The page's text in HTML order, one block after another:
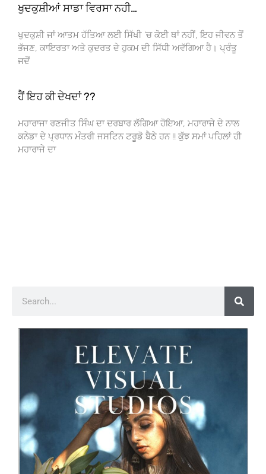
ਖੁਦਕੁਸ਼ੀਆਂ ਸਾਡਾ ਵਿਰਸਾ ਨਹੀ…
ਖੁਦਕੁਸ਼ੀ ਜਾਂ ਆਤਮ ਹੱਤਿਆ ਲਈ ਸਿੱਖੀ ‘ਚ ਕੋਈ ਥਾਂ ਨਹੀਂ, ਇਹ ਜੀਵਨ ਤੋਂ
ਭੱਜਣ, ਕਾਇਰਤਾ ਅਤੇ ਕੁਦਰਤ ਦੇ ਹੁਕਮ ਦੀ ਸਿੱਧੀ ਅਵੱਗਿਆ ਹੈ। ਪ੍ਰੰਤੂ
ਜਦੋਂ
ਹੈਂ ਇਹ ਕੀ ਦੇਖਦਾਂ ??
ਮਹਾਰਾਜਾ ਰਣਜੀਤ ਸਿੰਘ ਦਾ ਦਰਬਾਰ ਲੱਗਿਆ ਹੋਇਆ, ਮਹਾਰਾਜੇ ਦੇ ਨਾਲ
ਕਨੇਡਾ ਦੇ ਪ੍ਰਧਾਨ ਮੰਤਰੀ ਜਸਟਿਨ ਟਰੂਡੋ ਬੈਠੇ ਹਨ !! ਕੁੱਝ ਸਮਾਂ ਪਹਿਲਾਂ ਹੀ
ਮਹਾਰਾਜੇ ਦਾ